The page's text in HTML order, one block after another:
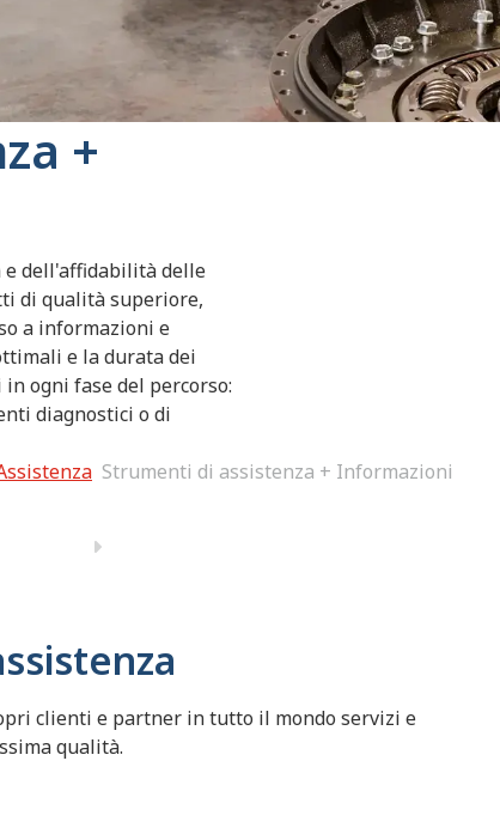
+
e dell'affidabilità delle
di qualità superiore,
a informazioni e
e la durata dei
ogni fase del percorso:
diagnostici o di
Strumenti di assistenza + Informazioni
clienti e partner in tutto il mondo servizi e
qualità.